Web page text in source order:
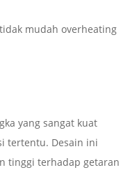
mudah overheating
yang sangat kuat
tertentu. Desain ini
tinggi terhadap getaran